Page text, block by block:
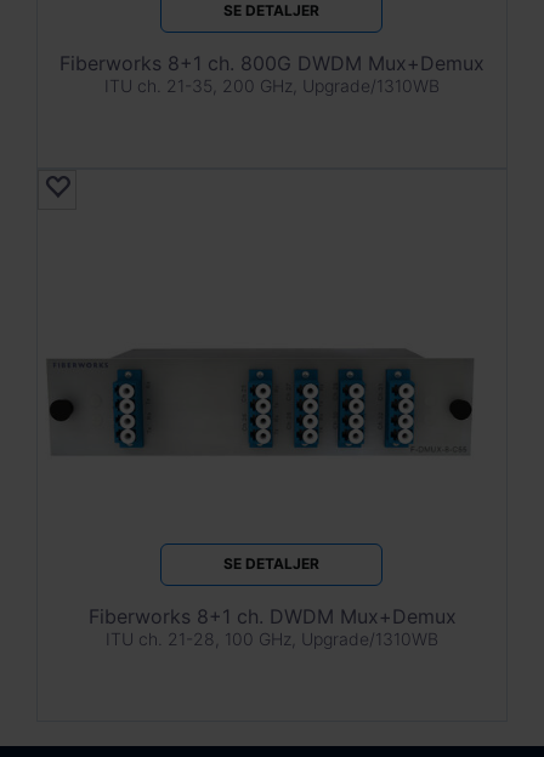
SE DETALJER
Fiberworks 8+1 ch. 800G DWDM Mux+Demux
ITU ch. 21-35, 200 GHz, Upgrade/1310WB
SE DETALJER
Fiberworks 8+1 ch. DWDM Mux+Demux
ITU ch. 21-28, 100 GHz, Upgrade/1310WB